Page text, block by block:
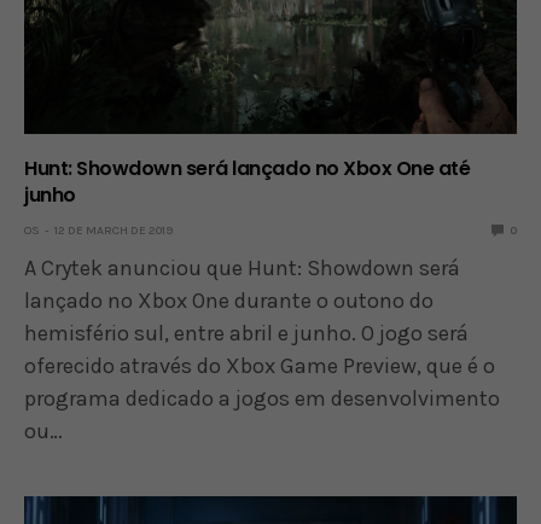
Hunt: Showdown será lançado no Xbox One até
junho
OS 12 DE MARCH DE 2019 0
A Crytek anunciou que Hunt: Showdown será
lançado no Xbox One durante o outono do
hemisfério sul, entre abril e junho. O jogo será
oferecido através do Xbox Game Preview, que é o
programa dedicado a jogos em desenvolvimento
ou…